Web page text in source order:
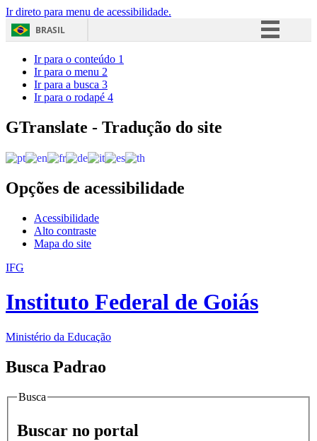
Ir direto para menu de acessibilidade.
BRASIL
Acesso à informação
Ir para o conteúdo 1
Ir para o menu 2
Ir para a busca 3
Ir para o rodapé 4
GTranslate - Tradução do site
Opções de acessibilidade
Acessibilidade
Alto contraste
Mapa do site
IFG
Instituto Federal de Goiás
Ministério da Educação
Busca Padrao
Busca
Buscar no portal